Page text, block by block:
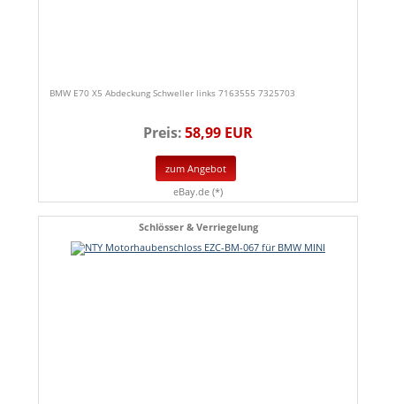
BMW E70 X5 Abdeckung Schweller links 7163555 7325703
Preis:58,99 EUR
zum Angebot
eBay.de (*)
Schlösser & Verriegelung